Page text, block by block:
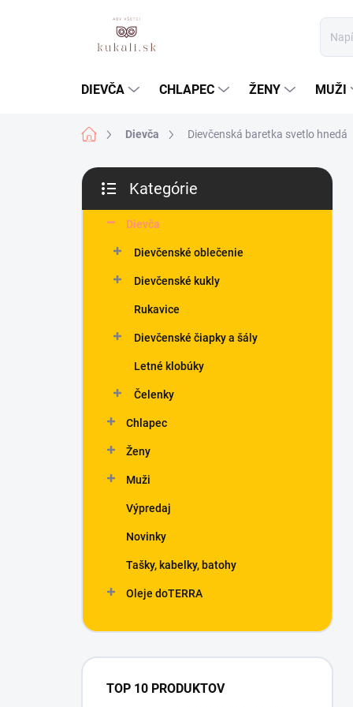
DIEVČA CHLAPEC ŽENY MUŽI
DomovDievča Dievčenská baretka svetlo hnedá
B
č
kategórie
Kategórie
Dievča
Dievčenské oblečenie
Dievčenské kukly
Rukavice
Dievčenské čiapky a šály
Letné klobúky
Čelenky
Chlapec
Ženy
Muži
Výpredaj
Novinky
Tašky, kabelky, batohy
Oleje doTERRA
TOP 10 PRODUKTOV